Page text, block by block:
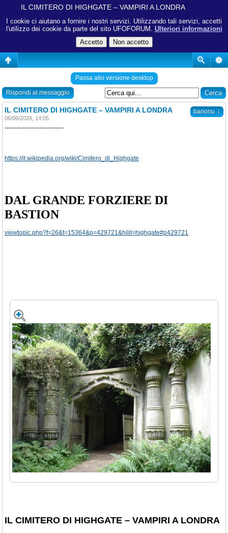
I cookie ci aiutano a fornire i nostri servizi. Utilizzando tali servizi, accetti
l'utilizzo dei cookie da parte del sito UFOFORUM. Ulteriori informazioni
IL CIMITERO DI HIGHGATE – VAMPIRI A LONDRA
Passa allo versione desktop
Rispondi al messaggio
barionu ↓
IL CIMITERO DI HIGHGATE – VAMPIRI A LONDRA
06/06/2026, 14:05
-----------------------------
https://it.wikipedia.org/wiki/Cimitero_di_Highgate
DAL GRANDE FORZIERE DI
BASTION
viewtopic.php?f=26&t=15364&p=429721&hilit=highgate#p429721
IL CIMITERO DI HIGHGATE – VAMPIRI A LONDRA